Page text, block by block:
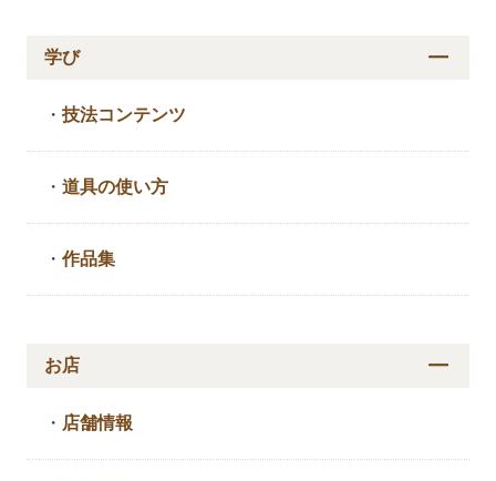
学び
・技法コンテンツ
・道具の使い方
・作品集
お店
・ 店舗情報